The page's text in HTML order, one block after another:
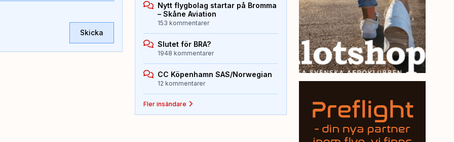
Skicka
Nytt flygbolag startar på Bromma
– Skåne Aviation
153 kommentarer
Slutet för BRA?
1948 kommentarer
CC Köpenhamn SAS/Norwegian
12 kommentarer
Fler insändare